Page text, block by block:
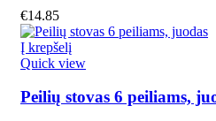
€14.85
Į krepšelį
Quick view
Peilių stovas 6 peiliams,